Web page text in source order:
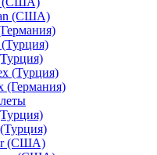
(США)
(Турция)
(Германия)
(США)